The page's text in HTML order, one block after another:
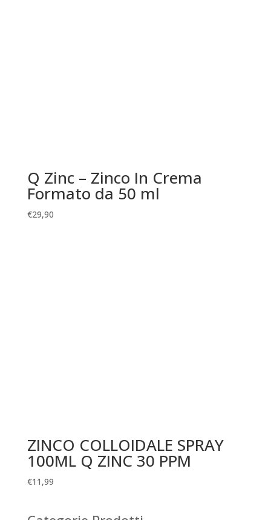
Q Zinc – Zinco In Crema
Formato da 50 ml
€29,90
ZINCO COLLOIDALE SPRAY
100ML Q ZINC 30 PPM
€11,99